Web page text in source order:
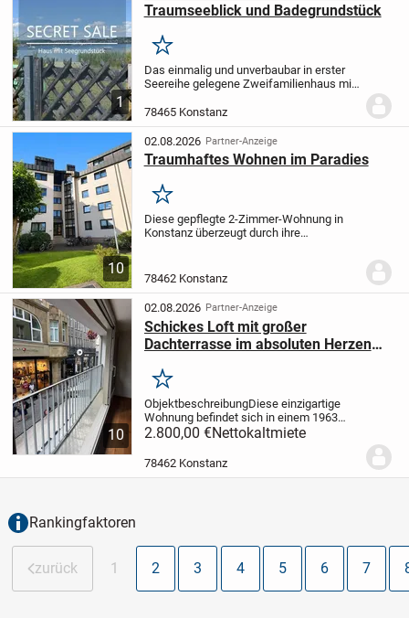
1
Traumseeblick und Badegrundstück
Merken
Das einmalig und unverbaubar in erster
Seereihe gelegene Zweifamilienhaus mit
massiver Bauweise errichtet. Das Haus
verfügt über eine Wohnfläche von ca. 225
m²,...
78465 Konstanz
10
02.08.2026 Partner-Anzeige
Traumhaftes Wohnen im Paradies
Merken
Diese gepflegte 2-Zimmer-Wohnung in
Konstanz überzeugt durch ihre
attraktive Lage. Auf 70 m² Wohnfläche
78462 Konstanz
10
02.08.2026 Partner-Anzeige
Schickes Loft mit großer
Dachterrasse im absoluten Herzen
Rosgartenstraße
Merken
ObjektbeschreibungDiese einzigartige
Wohnung befindet sich in einem 1963
erstellten Stadthaus im Herzen der
Konstanzer Altstadt und wurde in
2025/2026 kernsaniert
.Raumaufteilung
2.800,00 €Nettokaltmiete
78462 Konstanz
Rankingfaktoren
zurück 1 2 3 4 5 6 7